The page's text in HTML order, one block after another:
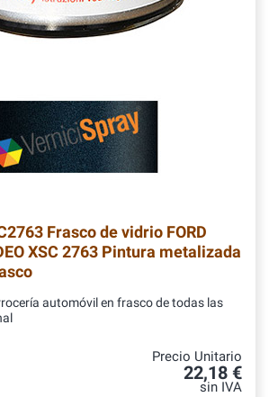
Frasco de vidrio FORD
XSC 2763 Pintura metalizada
automóvil en frasco de todas las
Precio Unitario
22,18 €
sin IVA